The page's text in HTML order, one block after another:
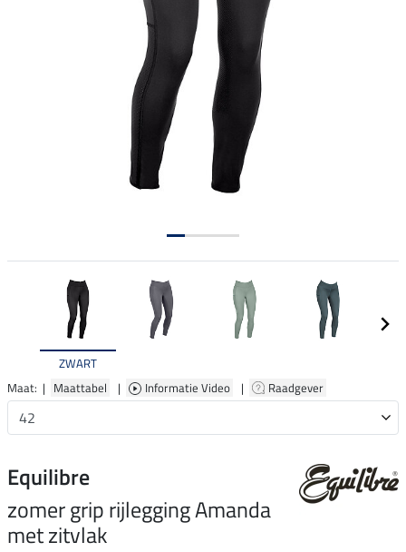
ZWART
Maat: | Maattabel | Informatie Video | Raadgever
Equilibre
zomer grip rijlegging Amanda
met zitvlak